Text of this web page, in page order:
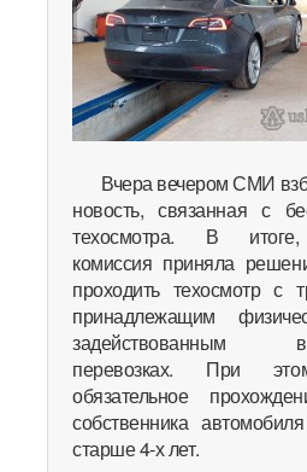
Вчера вечером СМИ
новость, связанная с
техосмотра. В итоге,
комиссия приняла
проходить техосмотр с
принадлежащим
задействованным
перевозках. При
обязательное
собственника
старше 4-х лет.